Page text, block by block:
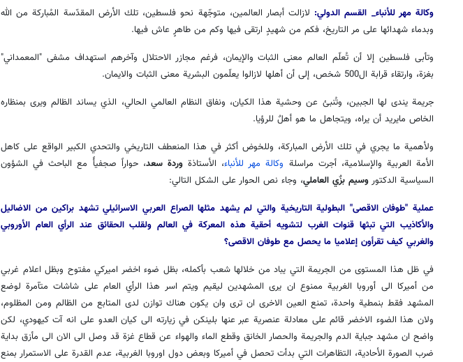
وكالة مهر للأنباء_ القسم الدولي: لازالت أبصار العالمين، متوجّهة نحو فلسطين، تلك الأرض المقدّسة المُباركة من الله
وبدماء شهدائها على مر التاريخ، فكم من شهيدٍ ارتقى فيها وكم من طاهرٍ عاش فيها.
وتأبى فلسطين إلا أن تُعلّم العالم معنى الثبات والإيمان، فرغم مجازر الاحتلال وآخرهم استهداف مشفى "المعمداني"
بغزة، وارتقاء قرابة ال500 شخص، إلى أن أهلها لازالوا يعلّمون البشرية معنى الثبات والايمان.
جريمة يندى لها الجبين، وتُنبئ عن وحشية هذا الكيان، ونفاق النظام العالمي الحالي، الذي يساند الظالم ويرى بمنظاره
الخاص مايريد أن يراه، ويتجاهل ما هو أهلٌ للرؤيا.
ولأهمية ما يجري في تلك الأرض المباركة، وللخوض أكثر في هذا المنعطف التاريخي والتحدي الكبير الواقع على كاهل
الأمة العربية والإسلامية، أجرت مراسلة وكالة مهر للأنباء، الأستاذةوردة سعد، حواراً صجفيأً مع الباحث في الشؤون
السياسية الدكتور وسيم بزٌي العاملي، وجاء نص الحوار على الشكل التالي:
عملية "طوفان الاقصى" البطولية التاريخية والتي لم يشهد مثلها الصراع العربي الاسرائيلي تشهد براكين من الاضاليل
والأكاذيب التي تبثها قنوات الغرب لتشويه أحقية هذه المعركة في العالم ولقلب الحقائق عند الرأي العام الأوروبي
والغربي كيف تقرأون إعلاميا ما يحصل مع طوفان الاقصى؟
في ظل هذا المستوى من الجريمة التي يباد من خلالها شعب بأكمله، بظل ضوء اخضر اميركي مفتوح وبظل اعلام غربي
من أميركا الى أوروبا الغربية ممنوع ان يرى المشهدين ليقيم ويتم اسر هذا الرأي العام على شاشات متآمرة لوضع
المشهد فقط بنمطية واحدة، تمنع العين الاخرى ان ترى وان يكون هناك توازن لدى المتابع من الظالم ومن المظلوم،
ولان هذا الضوء الاخضر قائم على معادلة عنصرية عبر عنها بلينكن في زيارته الى كيان العدو على انه آت كيهودي، لكن
واضح ان مشهد جباية الدم والجريمة والحصار الخانق وقطع الماء والهواء عن قطاع غزة قد وصل الى الان الى مأزق بداية
ضرب الصورة الأحادية، التظاهرات التي بدأت تحصل في أميركا وبعض دول اوروبا الغربية، عدم القدرة على الاستمرار بمنع